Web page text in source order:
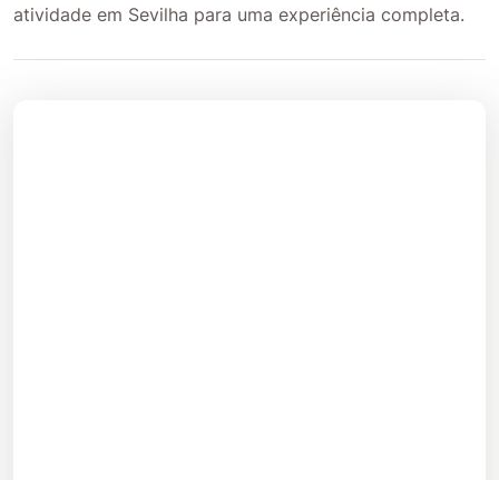
atividade em Sevilha para uma experiência completa.